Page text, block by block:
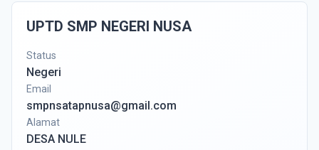
UPTD SMP NEGERI NUSA
Status
Negeri
Email
smpnsatapnusa@gmail.com
Alamat
DESA NULE